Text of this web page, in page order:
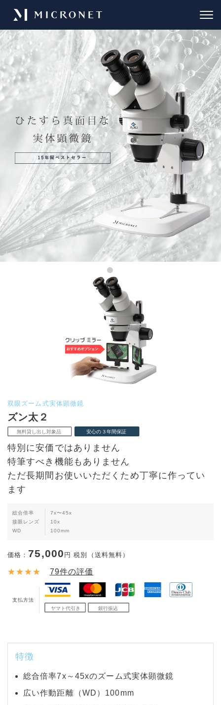
双眼ズーム式実体顕微鏡
ズン太２
特別に安価ではありません
特筆すべき機能もありません
ただ長期間お使いいただくため丁寧に作ってい
ます
総合倍率
接眼レンズ
WD
7x〜45x
10x
100mm
価格： 75,000 円 税別（送料無料）
★★★★ 79件の評価
支払方法
特徴
総合倍率7x～45xのズーム式実体顕微鏡
広い作動距離（WD）100mm